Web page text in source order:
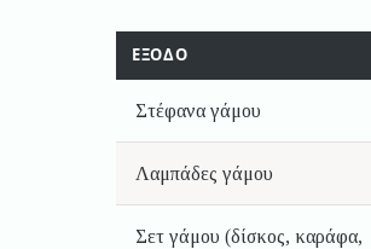
ΈΞΟΔΟ
Στέφανα γάμου
Λαμπάδες γάμου
Σετ γάμου (δίσκος, καράφα,